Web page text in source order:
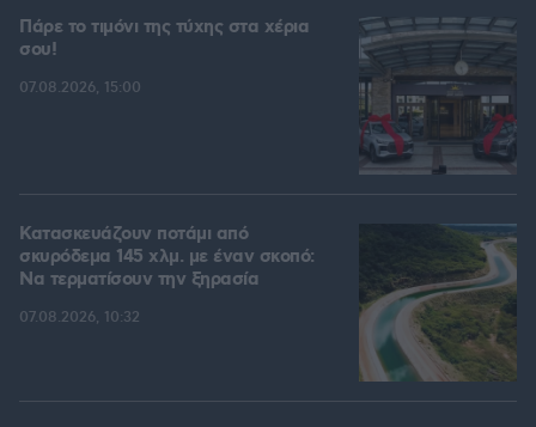
Πάρε το τιμόνι της τύχης στα χέρια
σου!
07.08.2026, 15:00
Κατασκευάζουν ποτάμι από
σκυρόδεμα 145 χλμ. με έναν σκοπό:
Να τερματίσουν την ξηρασία
07.08.2026, 10:32